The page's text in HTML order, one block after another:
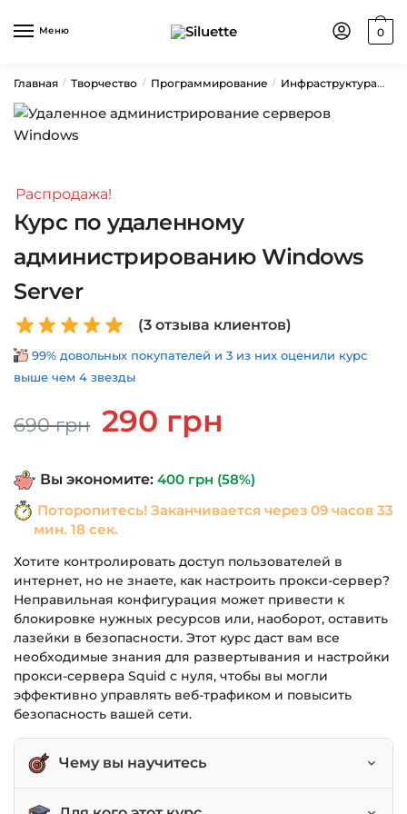
Меню 0
Главная / Творчество / Программирование / Инфраструктура
Распродажа!
Курс по удаленному
администрированию Windows
Server
(3отзыва клиентов)
99% довольных покупателей и 3 из них оценили курс
выше чем 4 звезды
690грн
Первоначальная
цена
690 грн.
290 грн
Вы экономите: 400 грн (58%)
Поторопитесь! Заканчивается через 09 часов 33
мин. 18 сек.
Хотите контролировать доступ пользователей в
интернет, но не знаете, как настроить прокси-сервер?
Неправильная конфигурация может привести к
блокировке нужных ресурсов или, наоборот, оставить
лазейки в безопасности. Этот курс даст вам все
необходимые знания для развертывания и настройки
прокси-сервера Squid с нуля, чтобы вы могли
эффективно управлять веб-трафиком и повысить
безопасность вашей сети.
Чему вы научитесь
Развертывать и конфигурировать прокси-